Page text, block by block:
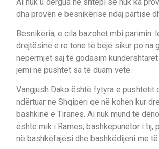
dha provën e besnikërisë ndaj partisë
Besnikëria, e cila bazohet mbi parimin:
drejtësinë e re tone të bëjë sikur po na
nëpërmjet saj të godasim
jemi në pushtet sa të duam vetë.
Vangjush Dako është fytyra e pushtetit
ndërtuar në Shqipëri që në kohën kur
bashkinë e Tiranës. Ai nuk mund të
është mik i Ramës, bashkëpunëtor i tij,
në bashkëfajësi dhe bashkëdijeni me të.